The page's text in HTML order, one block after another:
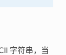
字符串，当